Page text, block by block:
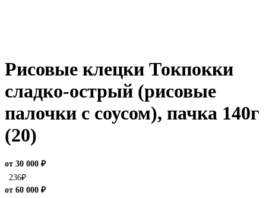
Рисовые клецки Токпокки
сладко-острый (рисовые
палочки с соусом), пачка 140г
(20)
от 30 000 ₽
236₽
от 60 000 ₽